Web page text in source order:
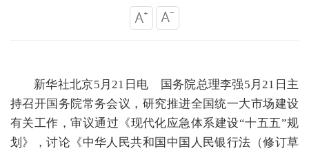
新华社北京5月21日电 国务院总理李强5月21日主
持召开国务院常务会议，研究推进全国统一大市场建设
有关工作，审议通过《现代化应急体系建设“十五五”规
划》，讨论《中华人民共和国中国人民银行法（修订草